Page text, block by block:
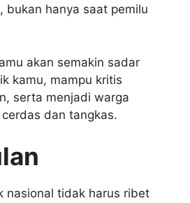
bukan hanya saat pemilu
akan semakin sadar
kamu, mampu kritis
serta menjadi warga
dan tangkas.
nasional tidak harus ribet